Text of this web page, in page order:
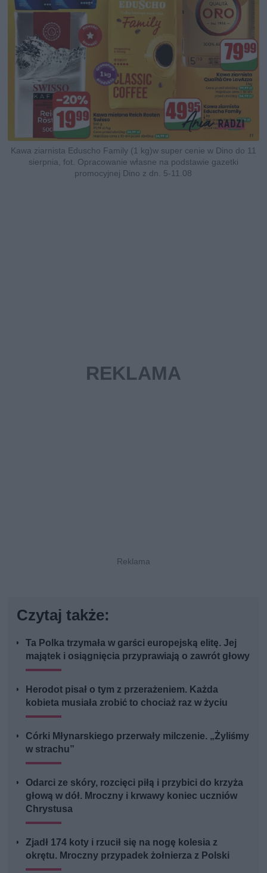
Kawa ziarnista Eduscho Family (1 kg)w super cenie w Dino do 11
sierpnia, fot. Opracowanie własne na podstawie gazetki
promocyjnej Dino z dn. 5-11.08
Czytaj także:
Ta Polka trzymała w garści europejską elitę. Jej
majątek i osiągnięcia przyprawiają o zawrót głowy
Herodot pisał o tym z przerażeniem. Każda
kobieta musiała zrobić to chociaż raz w życiu
Córki Młynarskiego przerwały milczenie. „Żyliśmy
w strachu”
Odarci ze skóry, rozcięci piłą i przybici do krzyża
głową w dół. Mroczny i krwawy koniec uczniów
Chrystusa
Zjadł 174 koty i rzucił się na nogę kolesia z
okrętu. Mroczny przypadek żołnierza z Polski